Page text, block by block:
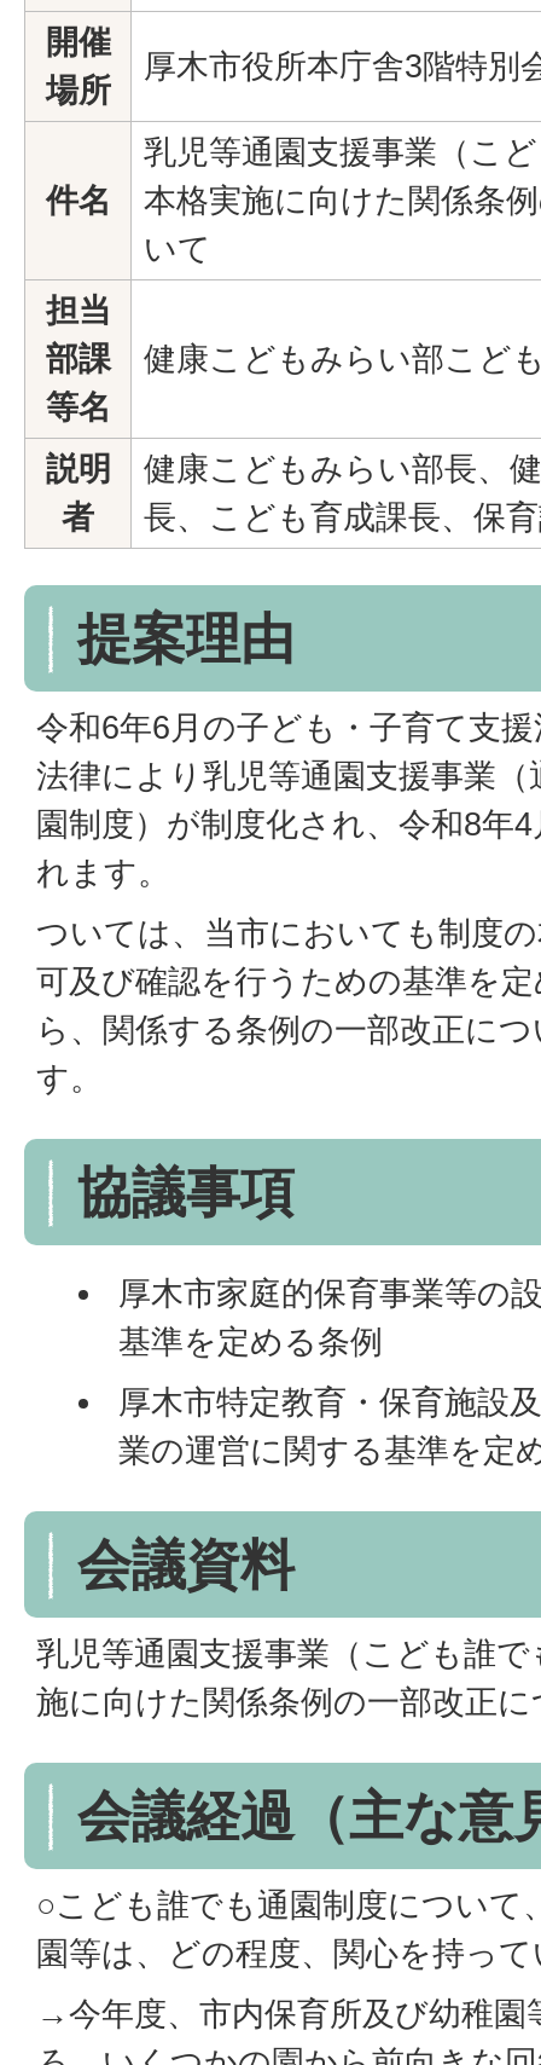
開催
場所
厚木市役所本庁舎3階特別
件名
乳児等通園支援事業（こ
本格実施に向けた関係条
いて
担当
部課
等名
健康こどもみらい部こど
説明
者
健康こどもみらい部長、
長、こども育成課長、保
提案理由
令和6年6月の子ども・子育て支
法律により乳児等通園支援事業
園制度）が制度化され、令和8年
れます。
ついては、当市においても制度
可及び確認を行うための基準を
ら、関係する条例の一部改正に
す。
協議事項
厚木市家庭的保育事業等の
基準を定める条例
厚木市特定教育・保育施設
業の運営に関する基準を定
会議資料
乳児等通園支援事業（こども誰
施に向けた関係条例の一部改正
会議経過（主な意
○こども誰でも通園制度について
園等は、どの程度、関心を持っ
→今年度、市内保育所及び幼稚園